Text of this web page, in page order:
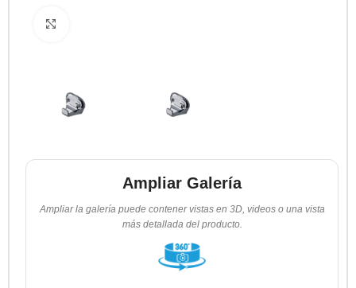
Ampliar Galería
Ampliar la galería puede contener vistas en 3D, videos o una vista
más detallada del producto.